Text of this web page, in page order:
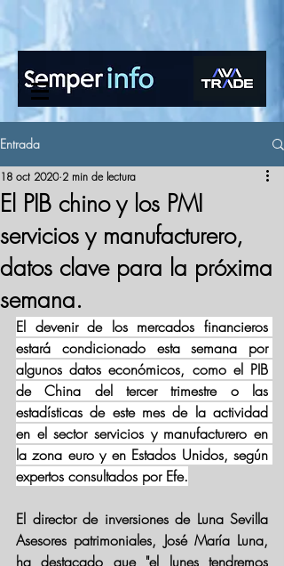
Entrada
El PIB chino y los PMI
servicios y manufacturero,
datos clave para la próxima
semana.
18 oct 2020 2 min de lectura
El devenir de los mercados financieros
estará condicionado esta semana por
algunos datos económicos, como el PIB
de China del tercer trimestre o las
estadísticas de este mes de la actividad
en el sector servicios y manufacturero en
la zona euro y en Estados Unidos, según
expertos consultados por Efe.
El director de inversiones de Luna Sevilla
Asesores patrimoniales, José María Luna,
ha destacado que "el lunes tendremos